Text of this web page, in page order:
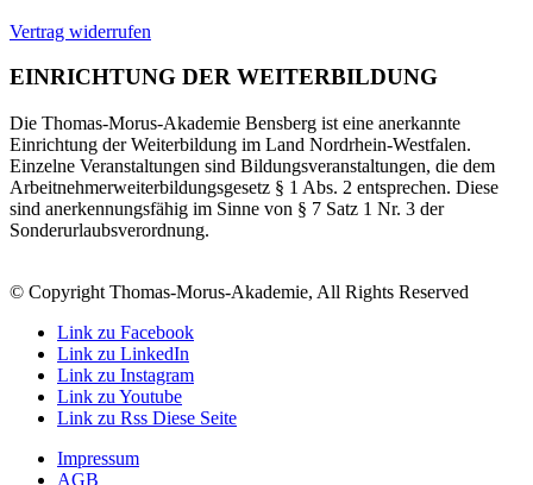
Vertrag widerrufen
EINRICHTUNG DER WEITERBILDUNG
Die Thomas-Morus-Akademie Bensberg ist eine anerkannte
Einrichtung der Weiterbildung im Land Nordrhein-Westfalen.
Einzelne Veranstaltungen sind Bildungsveranstaltungen, die dem
Arbeitnehmerweiterbildungsgesetz § 1 Abs. 2 entsprechen. Diese
sind anerkennungsfähig im Sinne von § 7 Satz 1 Nr. 3 der
Sonderurlaubsverordnung.
© Copyright Thomas-Morus-Akademie, All Rights Reserved
Link zu Facebook
Link zu LinkedIn
Link zu Instagram
Link zu Youtube
Link zu Rss Diese Seite
Impressum
AGB